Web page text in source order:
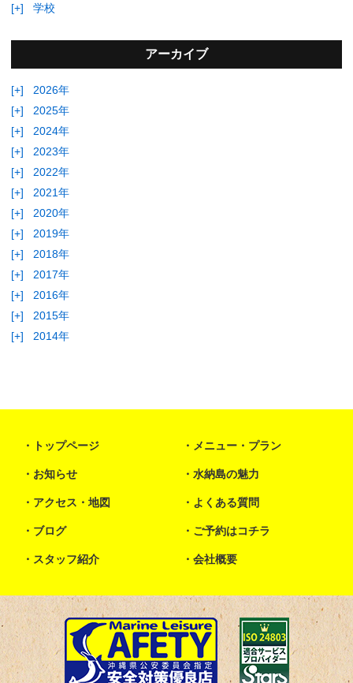
[+]
学校
アーカイブ
[+]
2026年
[+]
2025年
[+]
2024年
[+]
2023年
[+]
2022年
[+]
2021年
[+]
2020年
[+]
2019年
[+]
2018年
[+]
2017年
[+]
2016年
[+]
2015年
[+]
2014年
トップページ メニュー・プラン
お知らせ 水納島の魅力
アクセス・地図 よくある質問
ブログ ご予約はコチラ
スタッフ紹介 会社概要